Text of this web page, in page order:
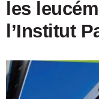
les
l’Institut